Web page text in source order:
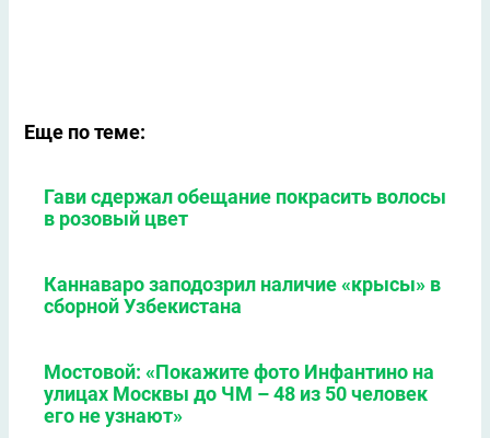
Еще по теме:
Гави сдержал обещание покрасить волосы
в розовый цвет
Каннаваро заподозрил наличие «крысы» в
сборной Узбекистана
Мостовой: «Покажите фото Инфантино на
улицах Москвы до ЧМ – 48 из 50 человек
его не узнают»